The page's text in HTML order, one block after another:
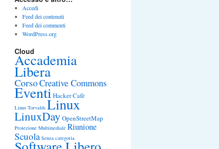
Accedi
Feed dei contenuti
Feed dei commenti
WordPress.org
Cloud
Accademia
Libera
CorsoCreative Commons
EventiHacker Cafè
Linus Torvalds Linux
LinuxDay OpenStreetMap
Proiezione Multimediale Riunione
Scuola Senza categoria